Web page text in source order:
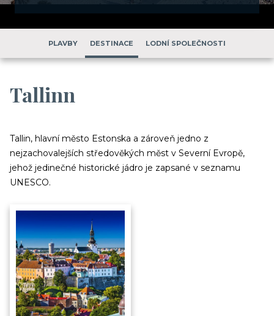
PLAVBY DESTINACE LODNÍ SPOLEČNOSTI
Tallinn
Tallin, hlavní město Estonska a zároveň jedno z
nejzachovalejších středověkých měst v Severní Evropě,
jehož jedinečné historické jádro je zapsané v seznamu
UNESCO.